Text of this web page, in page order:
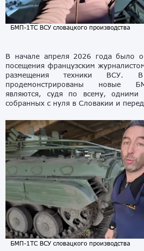
БМП-1ТС ВСУ словацкого производства
В начале апреля 2026 года было
посещения французским
размещения техники ВСУ.
продемонстрированы новые
являются, судя по всему,
собранных с нуля в Словакии и
БМП-1ТС ВСУ словацкого производства